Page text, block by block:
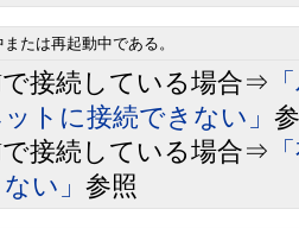
たは再起動中である。
接続している場合⇒
トに接続できない」
接続している場合⇒
い」 参照